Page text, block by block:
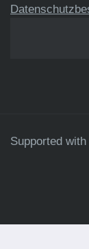
Supported